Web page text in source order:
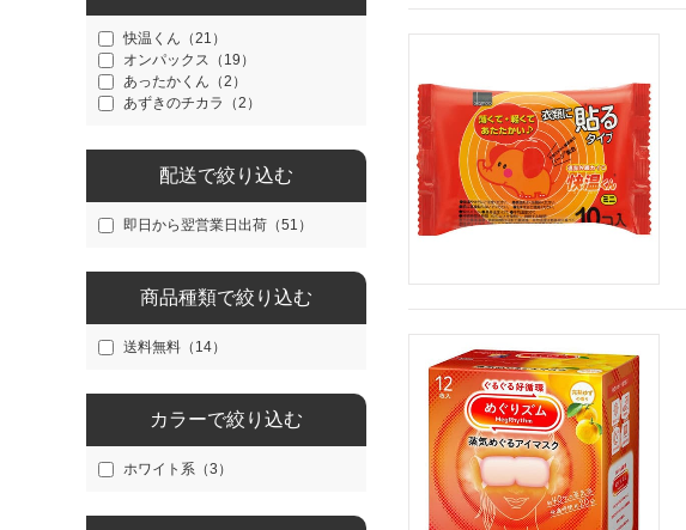
快温くん（21）
オンパックス（19）
あったかくん（2）
あずきのチカラ（2）
配送で絞り込む
即日から翌営業日出荷（51）
商品種類で絞り込む
送料無料（14）
カラーで絞り込む
ホワイト系（3）